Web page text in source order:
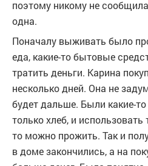
поэтому никому не
одна.
Поначалу выживать было
еда, какие-то бытовые
тратить деньги. Карина
несколько дней. Она не
будет дальше. Были какие-то
только хлеб, и
то можно прожить. Так и
в доме закончились, а на